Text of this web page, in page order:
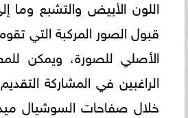
اللون الأبيض والتشبع وما
قبول الصور المركبة التي
الأصلي للصورة، ويمكن
الراغبين في المشاركة
خلال صفاحات السوشيال